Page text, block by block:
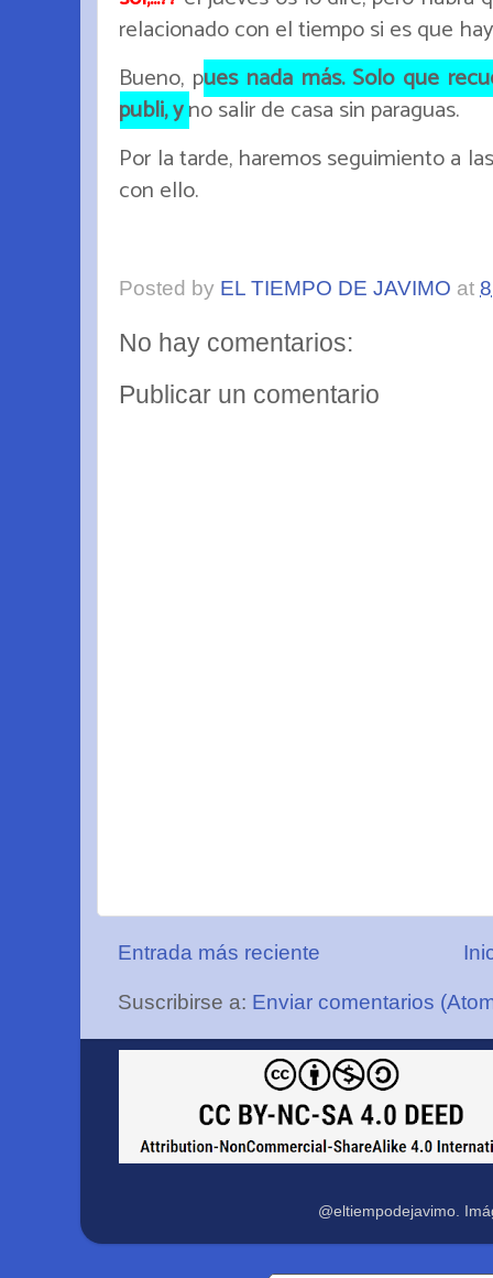
relacionado con el tiempo si es que
Bueno, pues nada más. Solo que
publi, yno salir de casa sin paraguas.
Por la tarde, haremos seguimiento a
con ello.
Posted by EL TIEMPO DE JAVIMO at
No hay comentarios:
Publicar un comentario
Entrada más reciente
Suscribirse a: Enviar comentarios
@eltiempodejavimo.